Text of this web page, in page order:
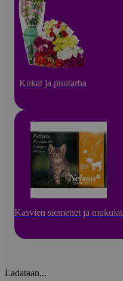
Kukat ja puutarha
Kasvien siemenet ja mukulat
Ladataan...